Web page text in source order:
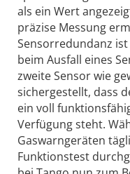
als ein Wert
präzise Messung
Sensorredundanz
beim Ausfall eines
zweite Sensor wie
sichergestellt, dass
ein voll
Verfügung steht.
Gaswarngeräten
Funktionstest